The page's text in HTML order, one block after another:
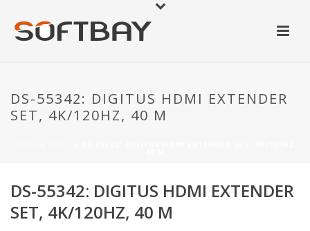
DS-55342: DIGITUS HDMI EXTENDER
SET, 4K/120HZ, 40 M
DS-55342: DIGITUS HDMI EXTENDER
SET, 4K/120HZ, 40 M